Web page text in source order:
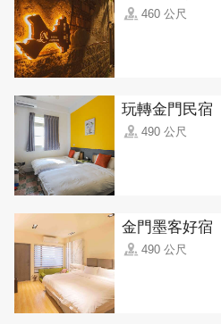
460 公尺
玩轉金門民宿
490 公尺
金門墨客好宿
490 公尺